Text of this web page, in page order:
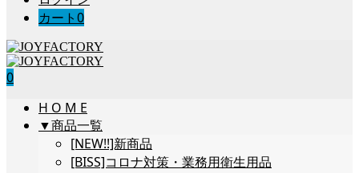
カート0
0
H O M E
▼商品一覧
[NEW!!]新商品
[BISS]コロナ対策・業務用衛生用品